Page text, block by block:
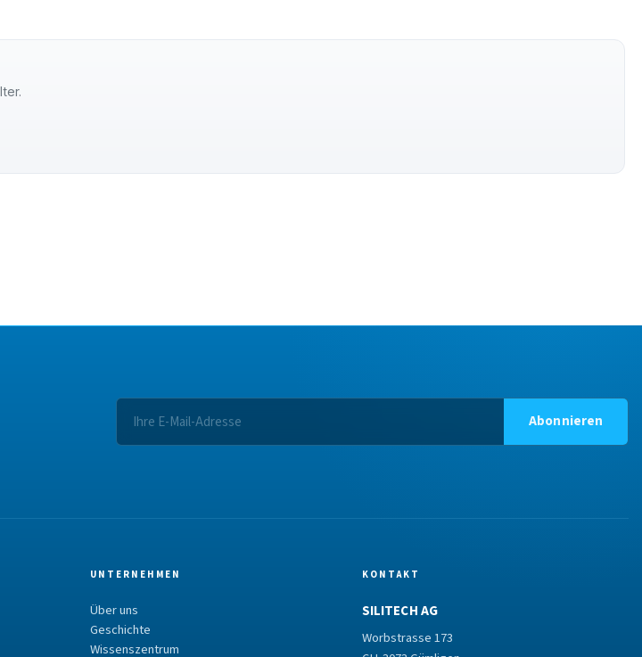
Abonnieren
UNTERNEHMEN
Über uns
Geschichte
Wissenszentrum
KONTAKT
SILITECH AG
Worbstrasse 173